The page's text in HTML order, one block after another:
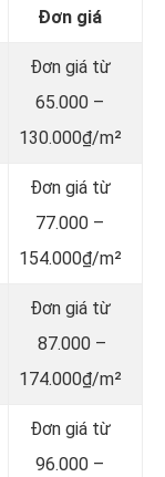
Đơn giá
Đơn giá từ
65.000 –
130.000₫/m²
Đơn giá từ
77.000 –
154.000₫/m²
Đơn giá từ
87.000 –
174.000₫/m²
Đơn giá từ
96.000 –